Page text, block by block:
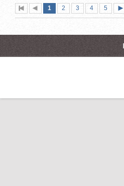
Première
page
Page
précédente
Page
1 (page
actuelle)
Page
2 Page
3 Page
4 Page
5